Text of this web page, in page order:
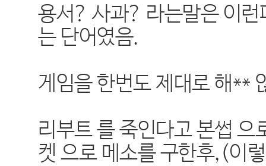
용서? 사과? 라는말은 이런
는 단어였음.
게임을 한번도 제대로 해**
리부트 를 죽인다고 본썹 으
켓 으로 메소를 구한후,(이